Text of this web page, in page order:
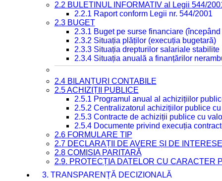
2.2 BULETINUL INFORMATIV al Legii 544/
2.2.1 Raport conform Legii nr. 544/2001
2.3 BUGET
2.3.1 Buget pe surse financiare
2.3.2 Situația plăților (execuția bugetară)
2.3.3 Situația drepturilor salariale
2.3.4 Situația anuală a finanțărilor
2.4 BILANȚURI CONTABILE
2.5 ACHIZIȚII PUBLICE
2.5.1 Programul anual al achizițiilor
2.5.2 Centralizatorul achizițiilor publice
2.5.3 Contracte de achiziții publice cu
2.5.4 Documente privind execuția
2.6 FORMULARE TIP
2.7 DECLARAȚII DE AVERE ȘI DE INTERESE
2.8 COMISIA PARITARĂ
2.9. PROTECȚIA DATELOR CU CARACTER
3. TRANSPARENȚĂ DECIZIONALĂ